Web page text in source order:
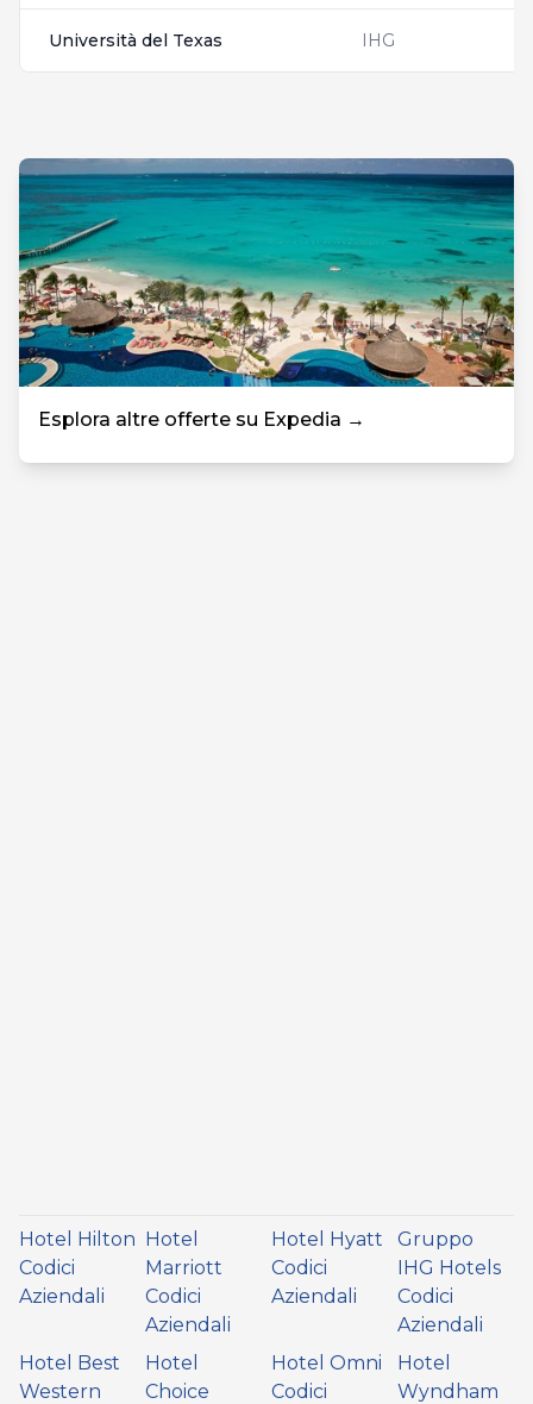
Università del Texas IHG
Esplora altre offerte su Expedia →
Hotel Hilton
Codici
Aziendali
Hotel
Marriott
Codici
Aziendali
Hotel Hyatt
Codici
Aziendali
Gruppo
IHG Hotels
Codici
Aziendali
Hotel Best
Western
Hotel
Choice
Hotel Omni
Codici
Hotel
Wyndham